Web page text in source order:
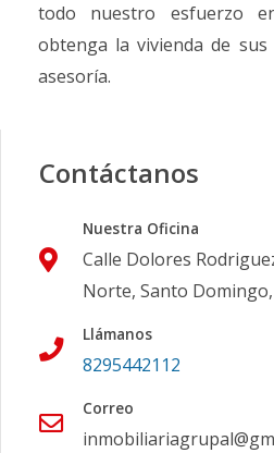
todo nuestro esfuerzo
obtenga la vivienda de
asesoría.
Contáctanos
Nuestra Oficina
Calle Dolores
Norte, Santo Domingo,
Llámanos
8295442112
Correo